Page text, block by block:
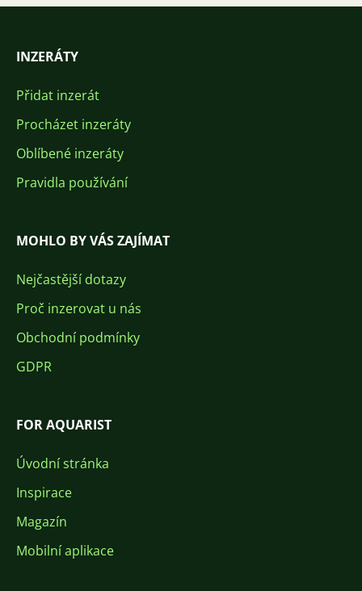
INZERÁTY
Přidat inzerát
Procházet inzeráty
Oblíbené inzeráty
Pravidla používání
MOHLO BY VÁS ZAJÍMAT
Nejčastější dotazy
Proč inzerovat u nás
Obchodní podmínky
GDPR
FOR AQUARIST
Úvodní stránka
Inspirace
Magazín
Mobilní aplikace